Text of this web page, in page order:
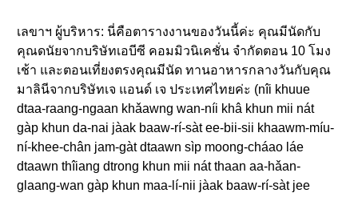
เลขาฯ ผู้บริหาร: นี่คือตารางงานของวันนี้ค่ะ คุณมีนัดกับ
คุณดนัยจากบริษัทเอบีซี คอมมิวนิเคชั่น จำกัดตอน 10 โมง
เช้า และตอนเที่ยงตรงคุณมีนัด ทานอาหารกลางวันกับคุณ
มาลินีจากบริษัทเจ แอนด์ เจ ประเทศไทยค่ะ (nîi khuue
dtaa-raang-ngaan khǎawng wan-níi khâ khun mii nát
gàp khun da-nai jàak baaw-rí-sàt ee-bii-sii khaawm-míu-
ní-khee-chân jam-gàt dtaawn sìp moong-cháao láe
dtaawn thîiang dtrong khun mii nát thaan aa-hǎan-
glaang-wan gàp khun maa-lí-nii jàak baaw-rí-sàt jee